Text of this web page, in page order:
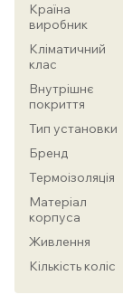
Країна
виробник
Кліматичний
клас
Внутрішнє
покриття
Тип установки
Бренд
Термоізоляція
Матеріал
корпуса
Живлення
Кількість коліс